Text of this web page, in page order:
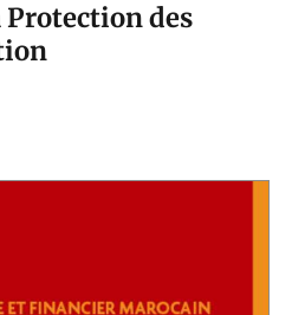
Protection des